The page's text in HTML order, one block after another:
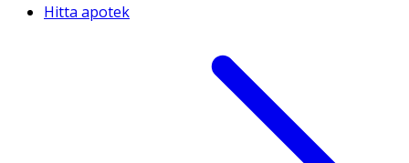
Hitta apotek